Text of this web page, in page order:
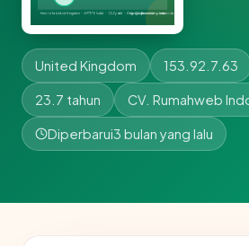
United Kingdom 153.92.7.63
23.7 tahun CV. Rumahweb
Diperbarui3 bulan yang lalu